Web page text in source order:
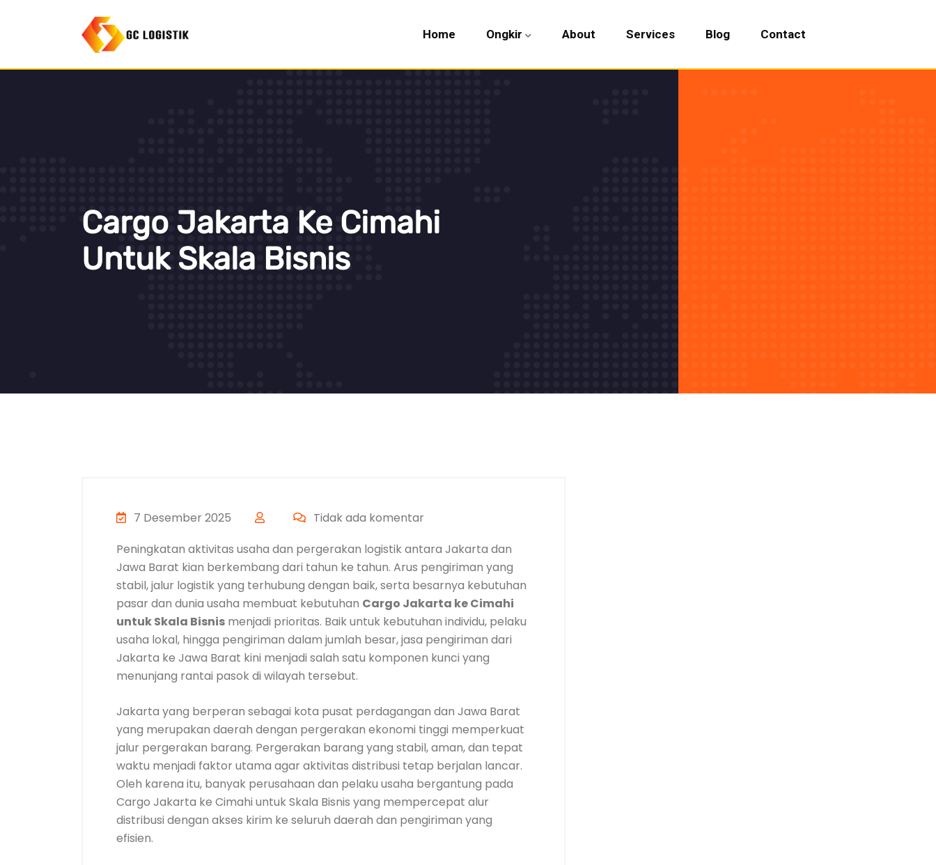
Home Ongkir About Services Blog Contact
Cargo Jakarta Ke Cimahi
Untuk Skala Bisnis
7 Desember 2025
Tidak ada komentar
Peningkatan aktivitas usaha dan pergerakan logistik antara Jakarta dan
Jawa Barat kian berkembang dari tahun ke tahun. Arus pengiriman yang
stabil, jalur logistik yang terhubung dengan baik, serta besarnya kebutuhan
pasar dan dunia usaha membuat kebutuhan Cargo Jakarta ke Cimahi
untuk Skala Bisnis menjadi prioritas. Baik untuk kebutuhan individu, pelaku
usaha lokal, hingga pengiriman dalam jumlah besar, jasa pengiriman dari
Jakarta ke Jawa Barat kini menjadi salah satu komponen kunci yang
menunjang rantai pasok di wilayah tersebut.
Jakarta yang berperan sebagai kota pusat perdagangan dan Jawa Barat
yang merupakan daerah dengan pergerakan ekonomi tinggi memperkuat
jalur pergerakan barang. Pergerakan barang yang stabil, aman, dan tepat
waktu menjadi faktor utama agar aktivitas distribusi tetap berjalan lancar.
Oleh karena itu, banyak perusahaan dan pelaku usaha bergantung pada
Cargo Jakarta ke Cimahi untuk Skala Bisnis yang mempercepat alur
distribusi dengan akses kirim ke seluruh daerah dan pengiriman yang
efisien.